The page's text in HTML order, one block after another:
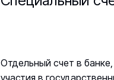
Отдельный счет в
участия в